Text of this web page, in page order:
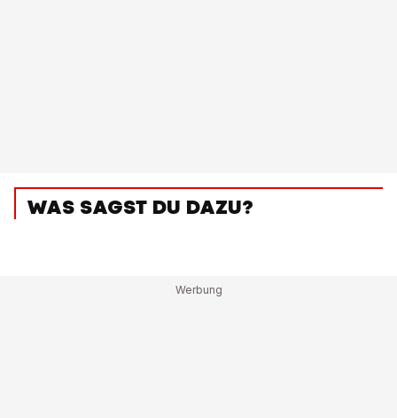
WAS SAGST DU DAZU?